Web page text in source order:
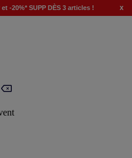
-20%* SUPP DÈS 3 articles ! x